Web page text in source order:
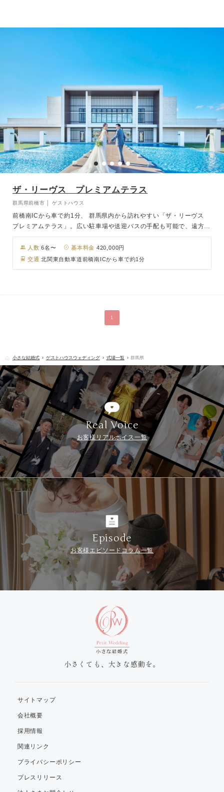
ザ・リーヴス プレミアムテラス
群馬県前橋市 │ ゲストハウス
前橋南ICから車で約1分、 群馬県内から訪れやすい「ザ・リーヴス
プレミアムテラス」。広い駐車場や送迎バスの手配も可能で、遠方の
ゲストにも安心です。館内に足を踏み入れると、 木目調のストライ
プが印象的なチャペルが広がり、 天窓から差し込む光がバージンロ
ードをやさしく 照らします。 光と木のぬくもりに包まれた神聖な空
間で、心に刻まれる誓いが叶います。披露宴会場は全天候型でありな
彩なシーンを演出。ゲストと自然体で過ごす笑顔あふれる時間を彩り
ます。石畳のテラスでは、 ウェルカムパーティやデザートタイム
人数 6名〜 基本料金 420,000円
交通 北関東自動車道前橋南ICから車で約1分
1
小さな結婚式 ゲストハウスウェディング 式場一覧 群馬県
Real Voice
お客様リアルボイス一覧
Episode
お客様エピソードコラム一覧
小さくても、大きな感動を。
サイトマップ
会社概要
採用情報
関連リンク
プライバシーポリシー
プレスリリース